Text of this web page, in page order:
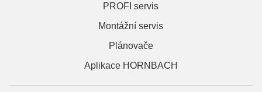
PROFI servis
Montážní servis
Plánovače
Aplikace HORNBACH